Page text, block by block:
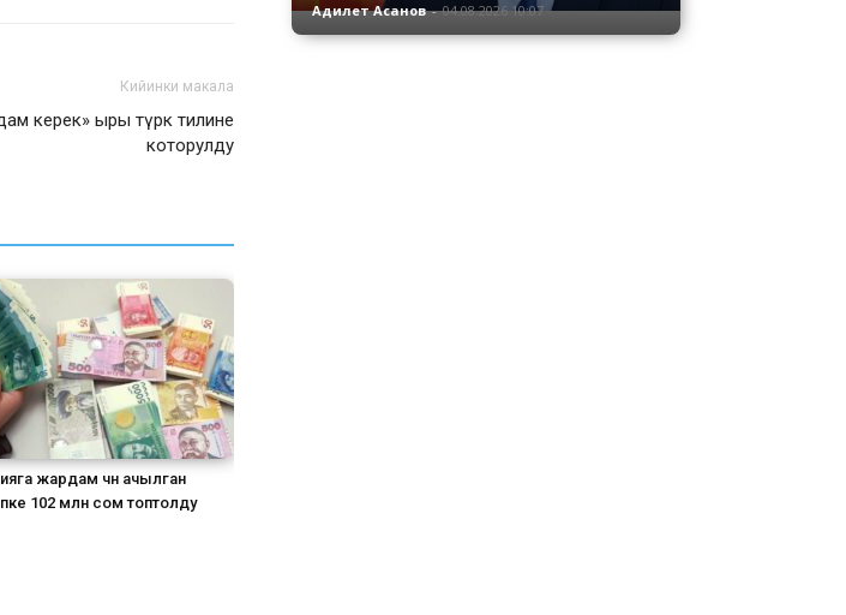
Кийинки макала
керек» ыры түрк тилине
которулду
жардам үчүн ачылган
102 млн сом топтолду
Адилет Асанов - 04.08.2026 10:07